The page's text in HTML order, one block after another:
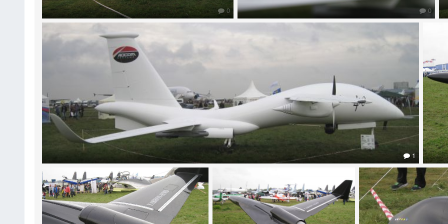
0 0
1